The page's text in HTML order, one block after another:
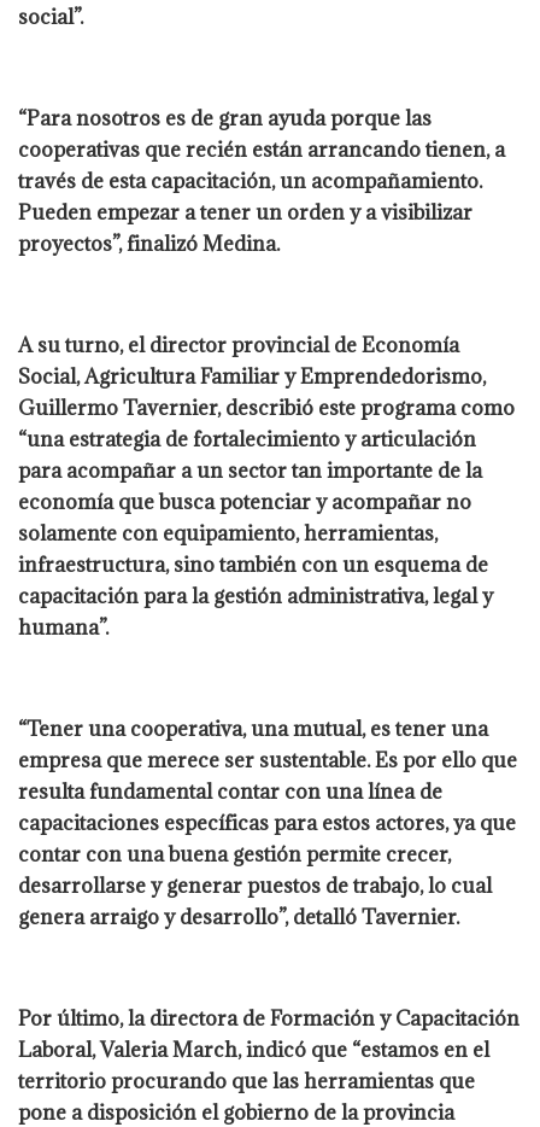
social”.
“Para nosotros es de gran ayuda porque las
cooperativas que recién están arrancando tienen, a
través de esta capacitación, un acompañamiento.
Pueden empezar a tener un orden y a visibilizar
proyectos”, finalizó Medina.
A su turno, el director provincial de Economía
Social, Agricultura Familiar y Emprendedorismo,
Guillermo Tavernier, describió este programa como
“una estrategia de fortalecimiento y articulación
para acompañar a un sector tan importante de la
economía que busca potenciar y acompañar no
solamente con equipamiento, herramientas,
infraestructura, sino también con un esquema de
capacitación para la gestión administrativa, legal y
humana”.
“Tener una cooperativa, una mutual, es tener una
empresa que merece ser sustentable. Es por ello que
resulta fundamental contar con una línea de
capacitaciones específicas para estos actores, ya que
contar con una buena gestión permite crecer,
desarrollarse y generar puestos de trabajo, lo cual
genera arraigo y desarrollo”, detalló Tavernier.
Por último, la directora de Formación y Capacitación
Laboral, Valeria March, indicó que “estamos en el
territorio procurando que las herramientas que
pone a disposición el gobierno de la provincia